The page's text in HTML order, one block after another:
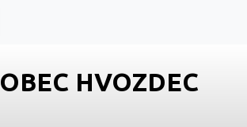
OBEC HVOZDEC